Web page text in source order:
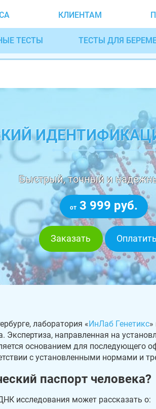
КЛИЕНТАМ
ТЕСТЫ ТЕСТЫ ДЛЯ
Быстрый, точный и
от 3 999 руб.
Заказать Оплатить
лаборатория «ИнЛаб Генетикс»
Экспертиза, направленная на
основанием для последующего
с установленными нормами и
паспорт человека?
исследования может рассказать о: